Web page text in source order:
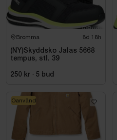
Bromma 8d 18h
(NY)Skyddsko Jalas 5668
tempus, stl. 39
250 kr · 5 bud
Oanvänd